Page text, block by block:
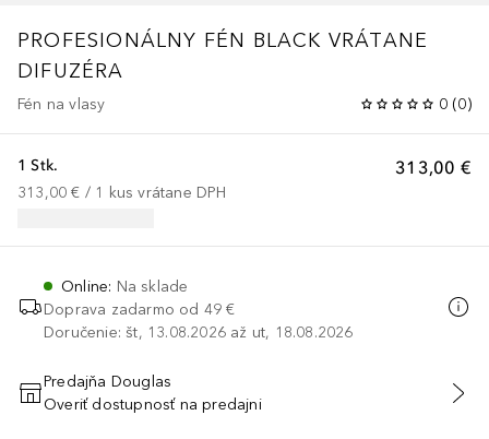
PROFESIONÁLNY FÉN BLACK VRÁTANE
DIFUZÉRA
Fén na vlasy 0 (0)
313,00 €
1 Stk.
313,00 € / 1 kus vrátane DPH
Online: Na sklade
Doprava zadarmo od 49 €
Doručenie: št, 13.08.2026 až ut, 18.08.2026
PRIDAŤ DO KOŠÍKA
Predajňa Douglas
Overiť dostupnosť na predajni